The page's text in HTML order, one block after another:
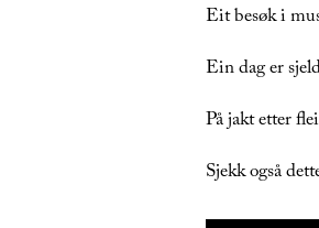
Eit besøk i
Ein dag er
På jakt etter
Sjekk også